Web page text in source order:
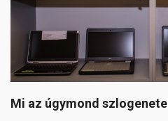
Mi az úgymond